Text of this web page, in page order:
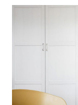
LA
LOS